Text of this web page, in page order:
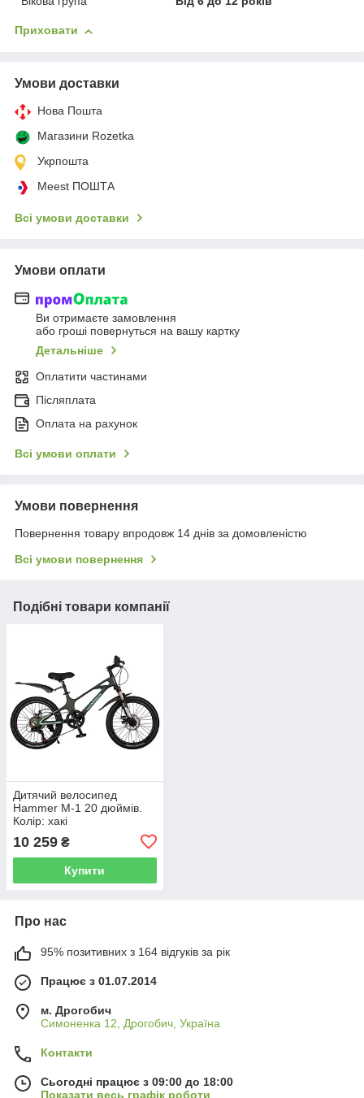
Приховати
Умови доставки
Нова Пошта
Магазини Rozetka
Укрпошта
Meest ПОШТА
Всі умови доставки
Умови оплати
Ви отримаєте замовлення
або гроші повернуться на вашу картку
Детальніше
Оплатити частинами
Післяплата
Оплата на рахунок
Всі умови оплати
Умови повернення
Повернення товару впродовж 14 днів за домовленістю
Всі умови повернення
Подібні товари компанії
Дитячий велосипед
Hammer M-1 20 дюймів.
Колір: хакі
10 259 ₴
Купити
Про нас
95% позитивних з 164 відгуків за рік
Працює з 01.07.2014
м. Дрогобич
Симоненка 12, Дрогобич, Україна
Контакти
Сьогодні працює з 09:00 до 18:00
Показати весь графік роботи